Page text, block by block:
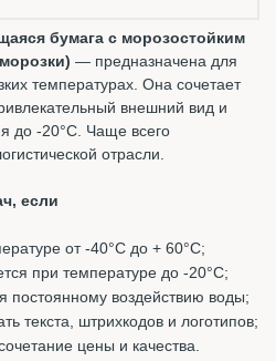
бумага с морозостойким
— предназначена для
температурах. Она сочетает
внешний вид и
до -20°C. Чаще всего
отрасли.
если
от -40°С до + 60°С;
при температуре до -20°С;
постоянному воздействию воды;
текста, штрихкодов и логотипов;
цены и качества.